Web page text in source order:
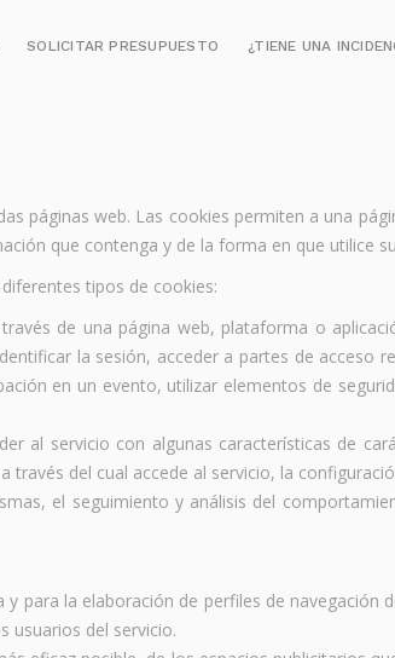
SOLICITAR PRESUPUESTO ¿TIENE UNA
páginas web. Las cookies permiten a una
que contenga y de la forma en que utilice
tipos de cookies:
de una página web, plataforma o
la sesión, acceder a partes de acceso
en un evento, utilizar elementos de
al servicio con algunas características de
del cual accede al servicio, la
el seguimiento y análisis del
para la elaboración de perfiles de
usuarios del servicio.